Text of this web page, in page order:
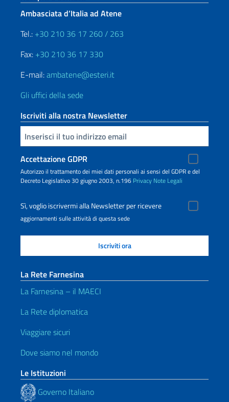
Ambasciata d’Italia ad Atene
Tel.: +30 210 36 17 260 / 263
Fax: +30 210 36 17 330
E-mail:ambatene@esteri.it
Gli uffici della sede
Iscriviti alla nostra Newsletter
Inserisci la tua email
Accettazione GDPR
Autorizzo il trattamento dei miei dati personali ai sensi del GDPR e del
Decreto Legislativo 30 giugno 2003, n.196 Privacy Note Legali
Sì, voglio iscrivermi alla Newsletter per ricevere
aggiornamenti sulle attività di questa sede
La Rete Farnesina
La Farnesina – il MAECI
La Rete diplomatica
Viaggiare sicuri
Dove siamo nel mondo
Le Istituzioni
Governo Italiano